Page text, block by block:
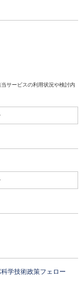
サービスの利用状況や検討内
学技術政策フェロー